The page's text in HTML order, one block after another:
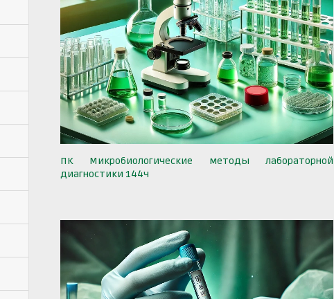
ПК Микробиологические методы лабораторной
диагностики 144ч